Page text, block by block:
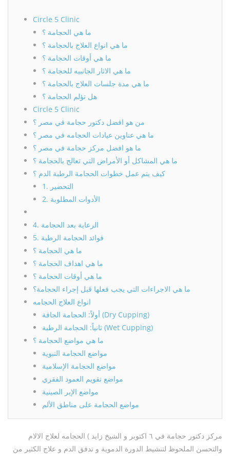
Circle 5 Clinic
ما هي الحجامة ؟
ما هي انواع العلاج بالحجامة ؟
ما هي أوقات الحجامة ؟
ما هي الاثار الجانبيه للحجامة ؟
ما هي مدة جلسات العلاج بالحجامة ؟
هل تؤلم الحجامة ؟
Circle 5 Clinic
من هو افضل دكتور حجامة في مصر ؟
ما هي عناوين عيادات الحجامه في مصر ؟
ما هو افضل مركز حجامة في مصر ؟
ما هي المشاكل أو الأمراض التي تعالج بالحجامة ؟
كيف يتم عمل خطوات الحجامة الرطبة الدم ؟
1. التحضير
2. الأدوات المطلوبة
4. الرعاية بعد الحجامة
5. فوائد الحجامة الرطبة
ما هي الحجامة ؟
ما هي اهداف الحجامة ؟
ما هي أوقات الحجامة ؟
ما هي الاجراءات التي يجب فعلها قبل إجراء الحجامة؟
انواع العلاج الحجامه
أولاً: الحجامة الجافة (Dry Cupping)
ثانياً: الحجامة الرطبة (Wet Cupping)
ما هي مواضع الحجامة ؟
مواضع الحجامة النبوية
مواضع الحجامة الإسلامية
مواضع تقويم العمود الفقري
مواضع الإبر الصينية
مواضع الحجامة على مناطق الألم
مركز دكتور حجامة في ٦ اكتوبر و الشيخ زايد ) الحجامه لعلاج الالام
والتحسن الملحوظ لتنشيط الدورة الدموية و تدفق الدم و علاج الكثير من